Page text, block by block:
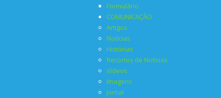
Formulário
COMUNICAÇÃO
Artigos
Notícias
Histórias
Recortes de Notícias
Vídeos
Imagens
Jornal